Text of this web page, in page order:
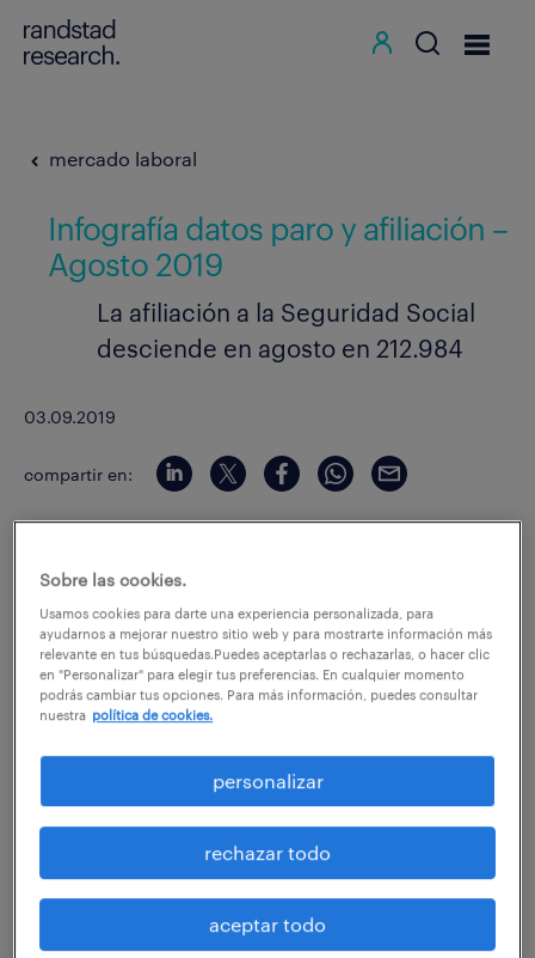
mercado laboral
Infografía datos paro y afiliación –
Agosto 2019
La afiliación a la Seguridad Social
desciende en agosto en 212.984
03.09.2019
compartir en:
La afiliación a la Seguridad Social
desciende en agosto en 212.984.
Sobre las cookies.
Usamos cookies para darte una experiencia personalizada, para
ayudarnos a mejorar nuestro sitio web y para mostrarte información más
relevante en tus búsquedas.Puedes aceptarlas o rechazarlas, o hacer clic
en "Personalizar" para elegir tus preferencias. En cualquier momento
podrás cambiar tus opciones. Para más información, puedes consultar
nuestra política de cookies.
personalizar
rechazar todo
aceptar todo